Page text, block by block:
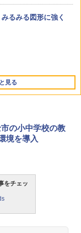
るみる図形に強く
見る
キッズモデル (10イ
3歳から 数千点の
年間使い放題
おえかき for Study
る!はじめてずかん
エティ])
とつひとつわかり
ム 「サーキット・
ログラミングする
76341 誕生日 クリ
の小中学校の教
境を導入
をチェッ